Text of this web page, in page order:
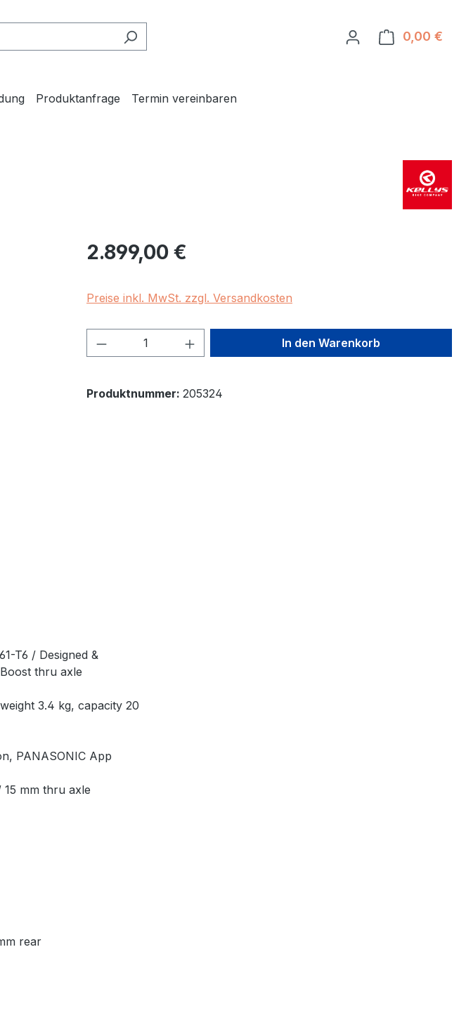
0,00 €
Produktanfrage Termin vereinbaren
Regulärer Preis:
2.899,00 €
Preise inkl. MwSt. zzgl. Versandkosten
Produkt Anzahl: Gib den gewünschten Wert
In den Warenkorb
Produktnummer: 205324
T6 / Designed &
thru axle
3.4 kg, capacity 20
PANASONIC App
15 mm thru axle
rear